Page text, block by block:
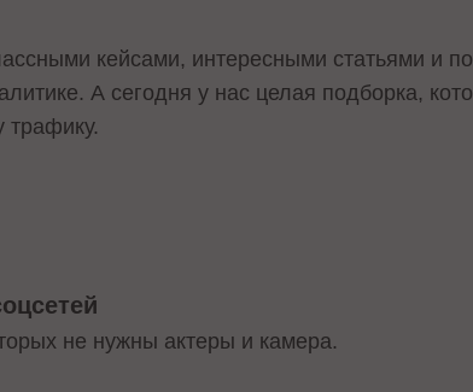
кейсами, интересными статьями и
А сегодня у нас целая подборка,
трафику.
не нужны актеры и камера.